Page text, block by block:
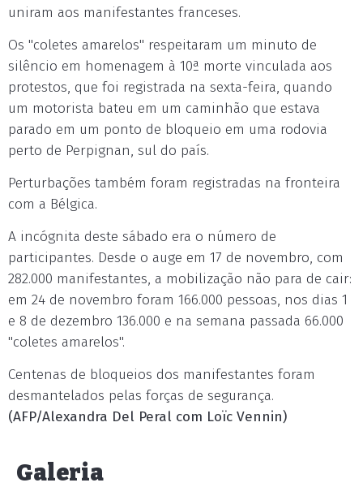
uniram aos manifestantes franceses.
Os "coletes amarelos" respeitaram um minuto de
silêncio em homenagem à 10ª morte vinculada aos
protestos, que foi registrada na sexta-feira, quando
um motorista bateu em um caminhão que estava
parado em um ponto de bloqueio em uma rodovia
perto de Perpignan, sul do país.
Perturbações também foram registradas na fronteira
com a Bélgica.
A incógnita deste sábado era o número de
participantes. Desde o auge em 17 de novembro, com
282.000 manifestantes, a mobilização não para de cair:
em 24 de novembro foram 166.000 pessoas, nos dias 1
e 8 de dezembro 136.000 e na semana passada 66.000
"coletes amarelos".
Centenas de bloqueios dos manifestantes foram
desmantelados pelas forças de segurança.
(AFP/Alexandra Del Peral com Loïc Vennin)
Galeria